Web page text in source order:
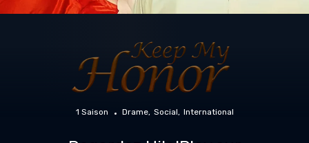
1 Saison Drame Social International